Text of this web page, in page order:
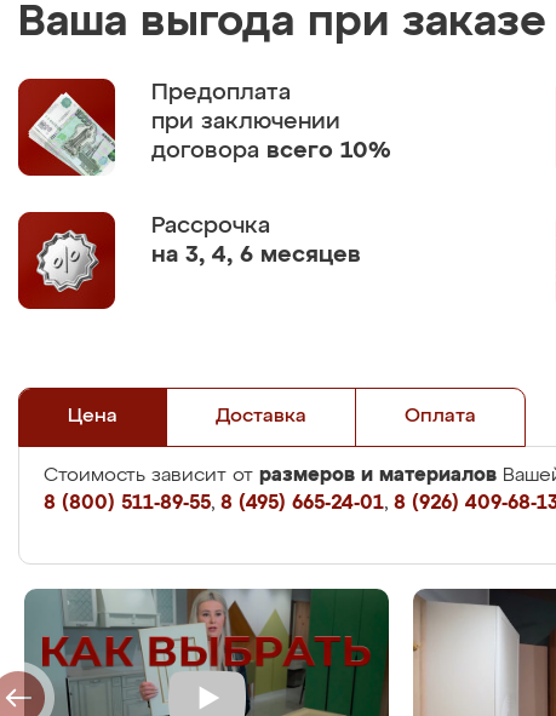
Ваша выгода при заказе
Предоплата
при заключении
договора всего 10%
Рассрочка
на 3, 4, 6 месяцев
Цена Доставка Оплата
Стоимость зависит от размеров и материалов
8 (800) 511-89-55, 8 (495) 665-24-01, 8 (926) 409-68-